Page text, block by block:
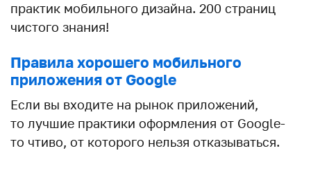
практик мобильного дизайна. 200 страниц
чистого знания!
Правила хорошего мобильного
приложения от Google
Если вы входите на рынок приложений,
то лучшие практики оформления от Google-
то чтиво, от которого нельзя отказываться.